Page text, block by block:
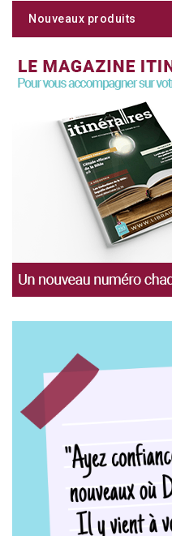
Nouveaux produits